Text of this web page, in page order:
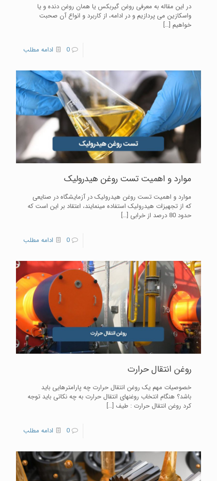
در این مقاله به معرفی روغن گیربکس یا همان روغن دنده و یا
واسکازین می پردازیم و در ادامه، از کاربرد و انواع آن صحبت
خواهیم […]
0 ادامه مطلب
موارد و اهمیت تست روغن هیدرولیک
موارد و اهمیت تست روغن هیدرولیک در آزمایشگاه در صنایعی
که از تجهیزات هیدرولیک استفاده مینمایند، اعتقاد بر این است که
حدود 80 درصد از خرابی
[…]
0 ادامه مطلب
روغن انتقال حرارت
خصوصیات مهم یک روغن انتقال حرارت چه پارامترهایی باید
باشد؟ هنگام انتخاب روغنهای انتقال حرارت به چه نکاتی باید توجه
کرد روغن انتقال حرارت : طیف […]
0 ادامه مطلب